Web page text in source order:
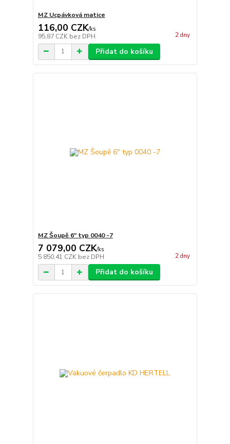
MZ Ucpávková matice
116,00 CZK/ks
95,87 CZK bez DPH 2 dny
Přidat do košíku
MZ Šoupě 6" typ 0040 -7
7 079,00 CZK/ks
5 850,41 CZK bez DPH 2 dny
Přidat do košíku